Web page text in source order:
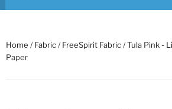
Home /Fabric/FreeSpirit Fabric/Tula Pink -
Paper